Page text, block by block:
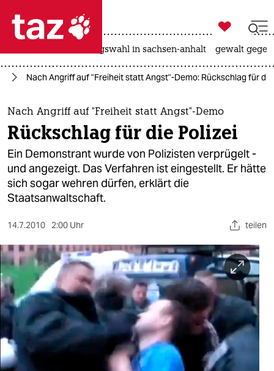
 taz zahl ich
taz zahl ich
themen
politik
öko
gesellschaft
kultur
sport
berlin
nord
wahrheit
verlag

taz zahl ich
landtagswahl in sachsen-anhalt gewalt
Nach Angriff auf "Freiheit statt Angst"-Demo: Rückschlag für
Nach Angriff auf "Freiheit statt Angst"-Demo
Rückschlag für die Polizei
Ein Demonstrant wurde von Polizisten verprügelt -
und angezeigt. Das Verfahren ist eingestellt. Er hätte
sich sogar wehren dürfen, erklärt die
Staatsanwaltschaft.
14.7.2010 2:00 Uhr teilen